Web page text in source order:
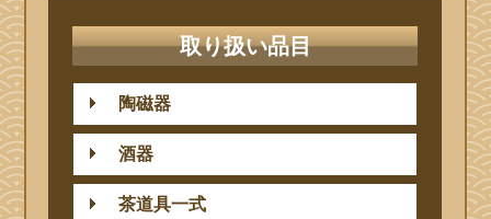
取り扱い品目
陶磁器
酒器
茶道具一式